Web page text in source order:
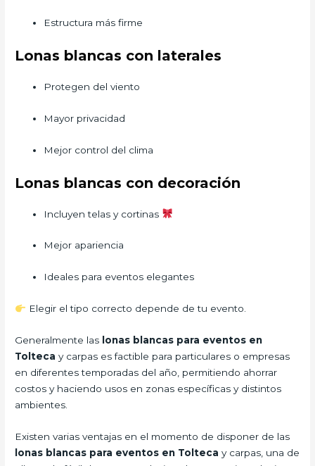
Estructura más firme
Lonas blancas con laterales
Protegen del viento
Mayor privacidad
Mejor control del clima
Lonas blancas con decoración
Incluyen telas y cortinas
Mejor apariencia
Ideales para eventos elegantes
Elegir el tipo correcto depende de tu evento.
Generalmente las lonas blancas para eventos en
Tolteca y carpas es factible para particulares o empresas
en diferentes temporadas del año, permitiendo ahorrar
costos y haciendo usos en zonas específicas y distintos
ambientes.
Existen varias ventajas en el momento de disponer de las
lonas blancas para eventos en Tolteca y carpas, una de